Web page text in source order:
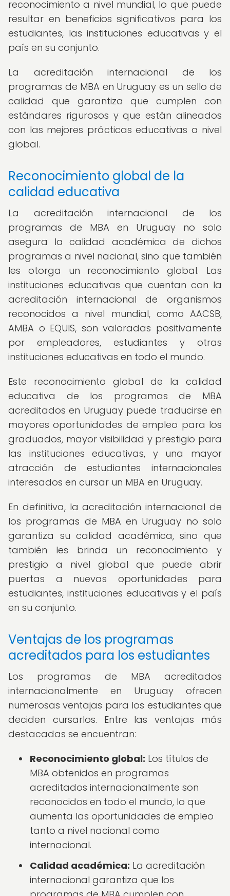
reconocimiento a nivel mundial, lo que puede
resultar en beneficios significativos para los
estudiantes, las instituciones educativas y el
país en su conjunto.
La acreditación internacional de los
programas de MBA en Uruguay es un sello de
calidad que garantiza que cumplen con
estándares rigurosos y que están alineados
con las mejores prácticas educativas a nivel
global.
Reconocimiento global de la
calidad educativa
La acreditación internacional de los
programas de MBA en Uruguay no solo
asegura la calidad académica de dichos
programas a nivel nacional, sino que también
les otorga un reconocimiento global. Las
instituciones educativas que cuentan con la
acreditación internacional de organismos
reconocidos a nivel mundial, como AACSB,
AMBA o EQUIS, son valoradas positivamente
por empleadores, estudiantes y otras
instituciones educativas en todo el mundo.
Este reconocimiento global de la calidad
educativa de los programas de MBA
acreditados en Uruguay puede traducirse en
mayores oportunidades de empleo para los
graduados, mayor visibilidad y prestigio para
las instituciones educativas, y una mayor
atracción de estudiantes internacionales
interesados en cursar un MBA en Uruguay.
En definitiva, la acreditación internacional de
los programas de MBA en Uruguay no solo
garantiza su calidad académica, sino que
también les brinda un reconocimiento y
prestigio a nivel global que puede abrir
puertas a nuevas oportunidades para
estudiantes, instituciones educativas y el país
en su conjunto.
Ventajas de los programas
acreditados para los estudiantes
Los programas de MBA acreditados
internacionalmente en Uruguay ofrecen
numerosas ventajas para los estudiantes que
deciden cursarlos. Entre las ventajas más
destacadas se encuentran:
Reconocimiento global: Los títulos de
MBA obtenidos en programas
acreditados internacionalmente son
reconocidos en todo el mundo, lo que
aumenta las oportunidades de empleo
tanto a nivel nacional como
internacional.
Calidad académica: La acreditación
internacional garantiza que los